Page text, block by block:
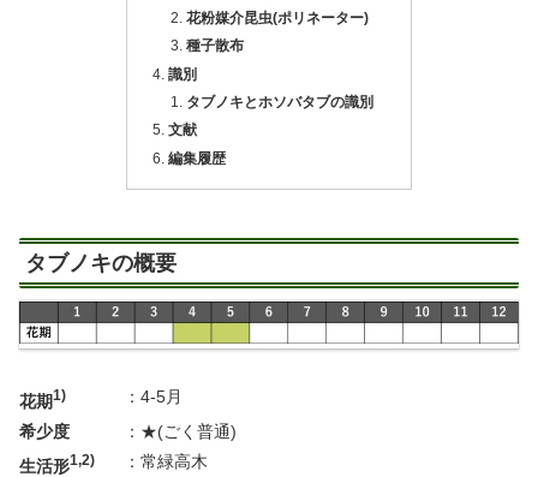
花粉媒介昆虫(ポリネーター)
種子散布
識別
タブノキとホソバタブの識別
文献
編集履歴
タブノキの概要
花期1) ： 4-5月
希少度
： ★(ごく普通)
生活形1,2) ： 常緑高木